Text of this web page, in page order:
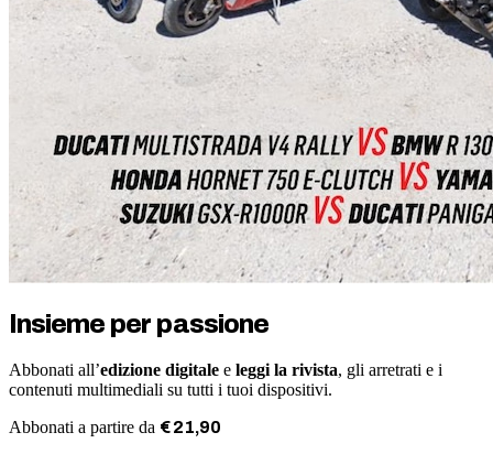
Insieme per passione
Abbonati all’edizione digitale e leggi la rivista, gli arretrati e i
contenuti multimediali su tutti i tuoi dispositivi.
Abbonati a partire da €21,90